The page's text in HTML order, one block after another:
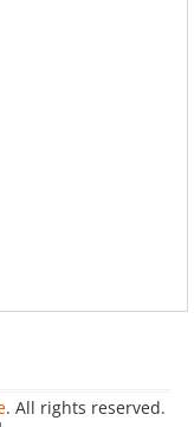
. All rights reserved.